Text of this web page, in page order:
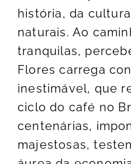
história, da
naturais. Ao
tranquilas,
Flores carrega
inestimável, que
ciclo do café no
centenárias,
majestosas,